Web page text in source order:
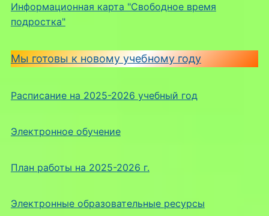
Информационная карта "Свободное время
подростка"
Мы готовы к новому учебному году
Расписание на 2025-2026 учебный год
Электронное обучение
План работы на 2025-2026 г.
Электронные образовательные ресурсы